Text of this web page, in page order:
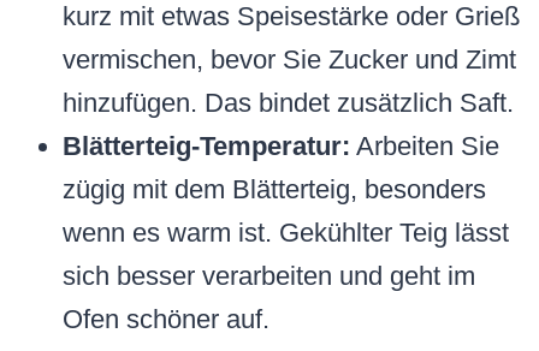
kurz mit etwas Speisestärke oder Grieß
vermischen, bevor Sie Zucker und Zimt
hinzufügen. Das bindet zusätzlich Saft.
Blätterteig-Temperatur: Arbeiten Sie
zügig mit dem Blätterteig, besonders
wenn es warm ist. Gekühlter Teig lässt
sich besser verarbeiten und geht im
Ofen schöner auf.